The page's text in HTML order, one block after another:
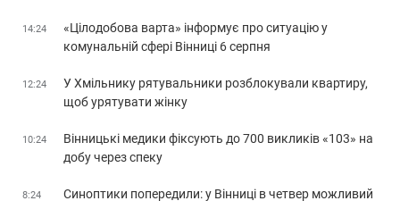
14:24
«Цілодобова варта» інформує про ситуацію у
комунальній сфері Вінниці 6 серпня
12:24
У Хмільнику рятувальники розблокували квартиру,
щоб урятувати жінку
10:24
Вінницькі медики фіксують до 700 викликів «103» на
добу через спеку
8:24
Синоптики попередили: у Вінниці в четвер можливий